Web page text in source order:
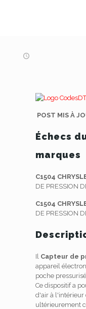
POST MIS À
Échecs
marques
C1504
DE PRESSION
C1504
DE PRESSION
Il Capteur de
appareil
poche
Ce dispositif a
d'air à l'intérieur
ultérieurement